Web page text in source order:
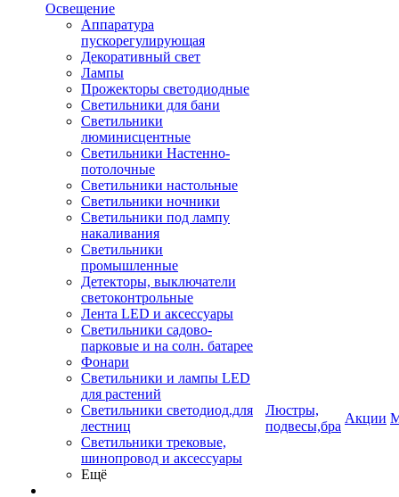
Освещение
Аппаратура
пускорегулирующая
Декоративный свет
Лампы
Прожекторы светодиодные
Светильники для бани
Светильники
люминисцентные
Светильники Настенно-
потолочные
Светильники настольные
Светильники ночники
Светильники под лампу
накаливания
Светильники
промышленные
Детекторы, выключатели
светоконтрольные
Лента LED и аксессуары
Светильники садово-
парковые и на солн. батарее
Фонари
Светильники и лампы LED
для растений
Светильники светодиод.для
лестниц
Светильники трековые,
шинопровод и аксессуары
Ещё
Люстры,
подвесы,бра
Акции